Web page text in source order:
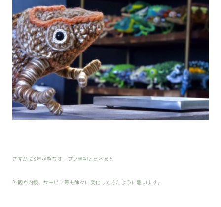
さすがに3年が経ちオープン当初と比べると
外観や内観、サービス等も徐々に変化してきたように思います。